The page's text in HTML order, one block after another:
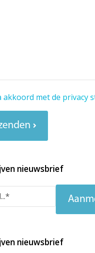
akkoord met de privacy
nieuwsbrief
nieuwsbrief